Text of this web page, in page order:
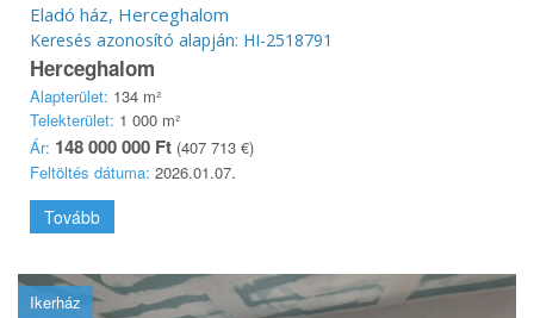
Eladó ház, Herceghalom
Keresés azonosító alapján: HI-2518791
Herceghalom
Alapterület: 134 m²
Telekterület: 1 000 m²
Ár: 148 000 000 Ft (407 713 €)
Feltöltés dátuma: 2026.01.07.
Tovább
Ikerház